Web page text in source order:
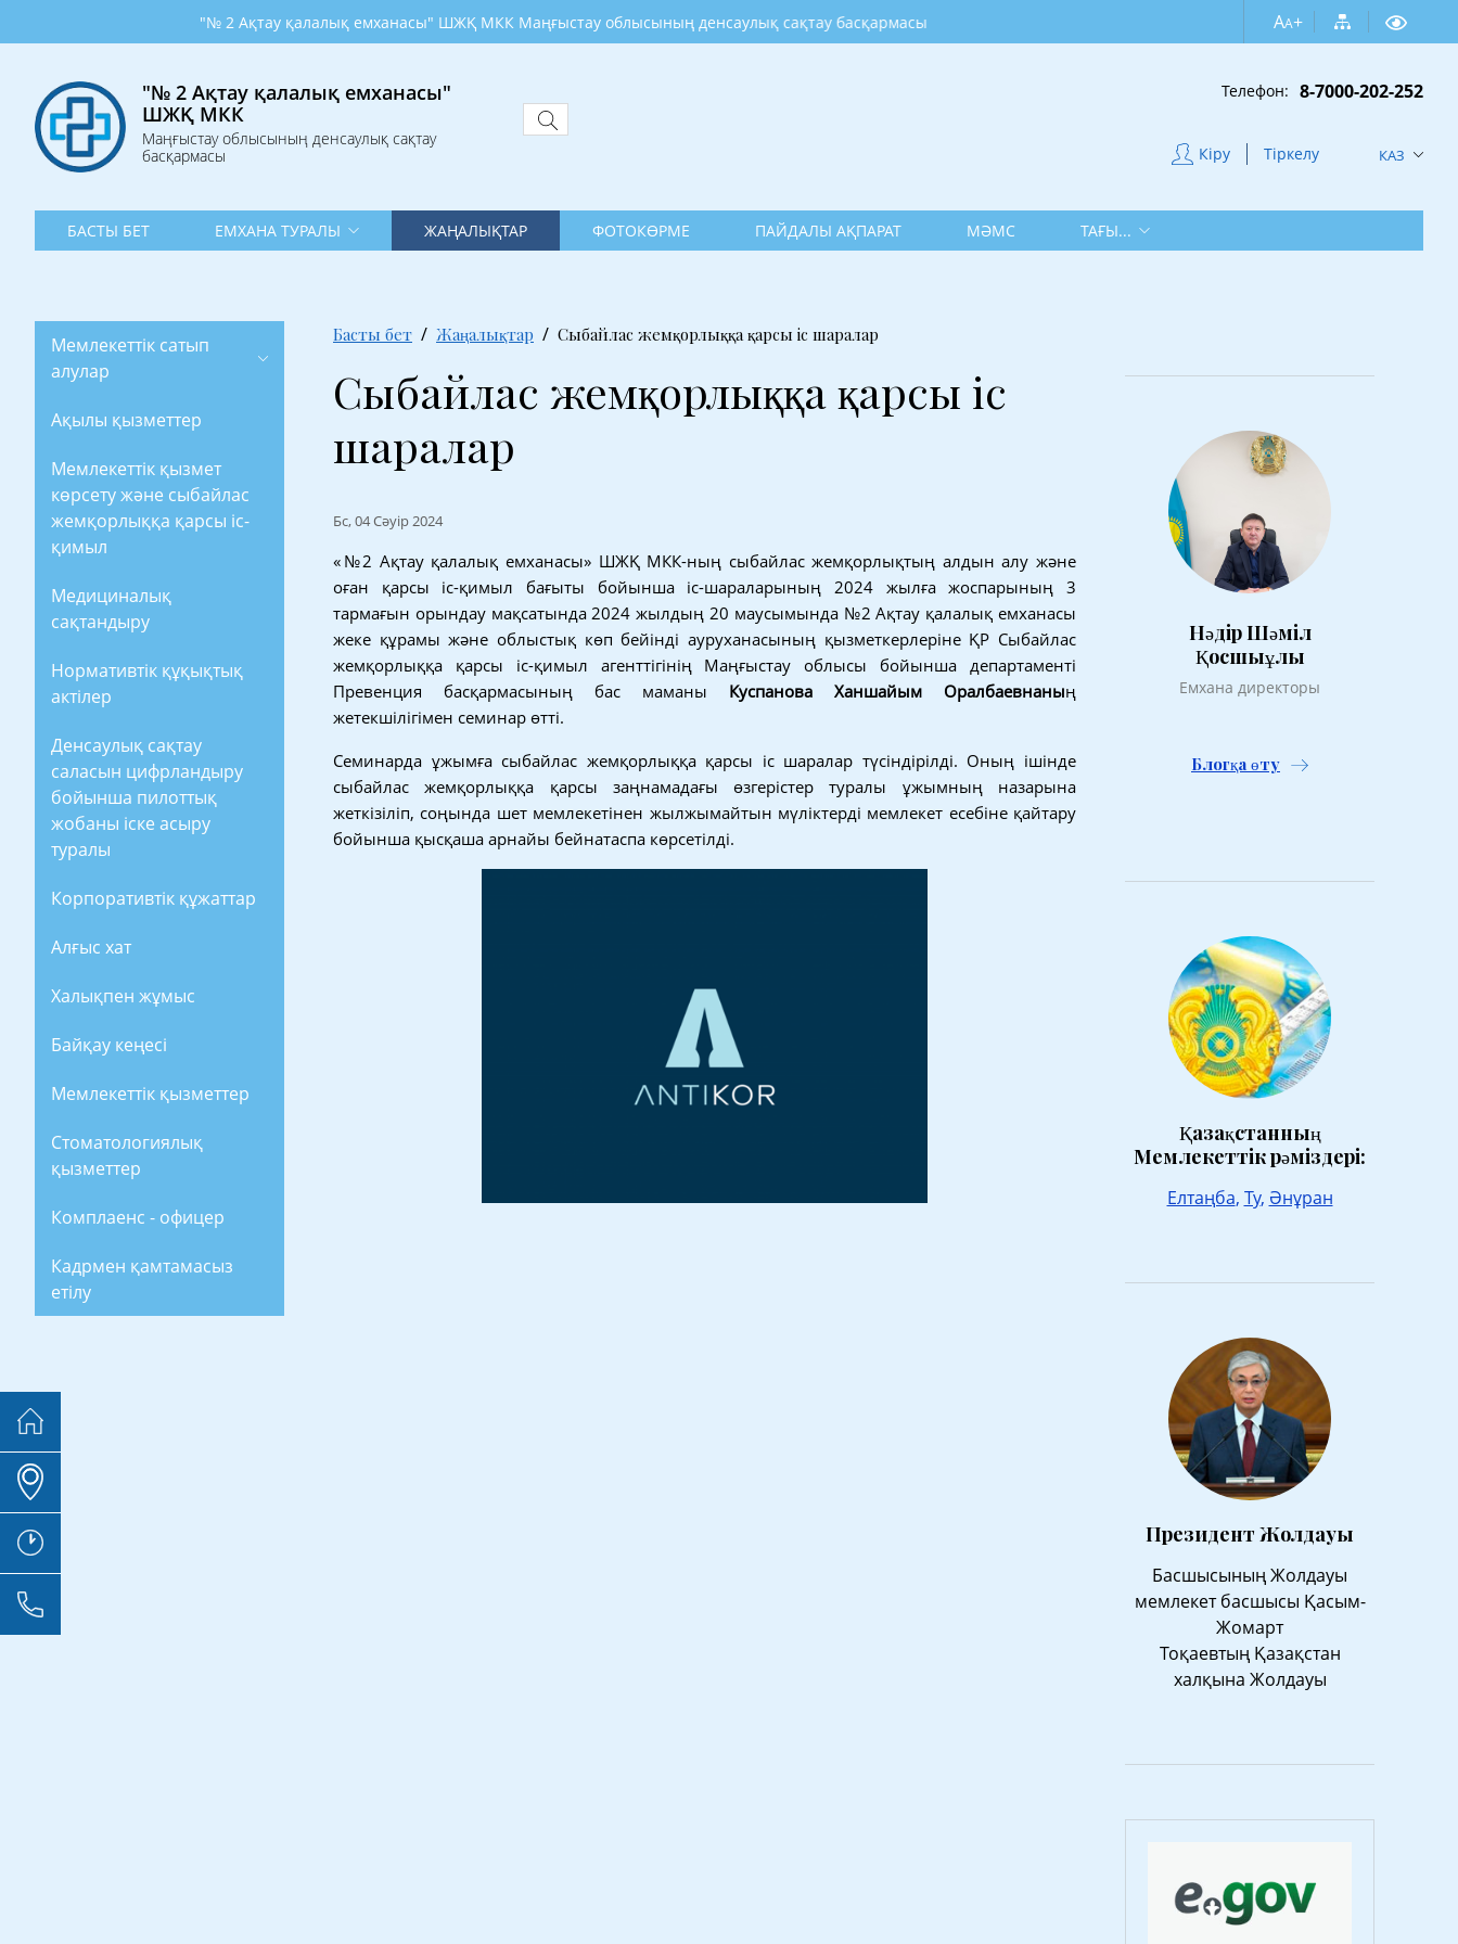
"№ 2 Ақтау қалалық емханасы" ШЖҚ МКК Маңғыстау облысының денсаулық сақтау басқармасы AA+
"№ 2 Ақтау қалалық емханасы"
ШЖҚ МКК
Маңғыстау облысының денсаулық сақтау
басқармасы
Телефон: 8-7000-202-252
Кіру Тіркелу КАЗ
БАСТЫ БЕТ ЕМХАНА ТУРАЛЫ ЖАҢАЛЫҚТАР ФОТОКӨРМЕ ПАЙДАЛЫ АҚПАРАТ МӘМС ТАҒЫ...
Мемлекеттік сатып
алулар
Ақылы қызметтер
Мемлекеттік қызмет
көрсету және сыбайлас
жемқорлыққа қарсы іс-
қимыл
Медициналық
сақтандыру
Нормативтік құқықтық
актілер
Денсаулық сақтау
саласын цифрландыру
бойынша пилоттық
жобаны іске асыру
туралы
Корпоративтік құжаттар
Алғыс хат
Халықпен жұмыс
Байқау кеңесі
Мемлекеттік қызметтер
Стоматологиялық
қызметтер
Комплаенс - офицер
Кадрмен қамтамасыз
етілу
Басты бет Жаңалықтар Сыбайлас жемқорлыққа қарсы іс шаралар
Сыбайлас жемқорлыққа қарсы іс
шаралар
Бс, 04 Сәуір 2024
«№2 Ақтау қалалық емханасы» ШЖҚ МКК-ның сыбайлас жемқорлықтың алдын алу және
оған қарсы іс-қимыл бағыты бойынша іс-шараларының 2024 жылға жоспарының 3
тармағын орындау мақсатында 2024 жылдың 20 маусымында №2 Ақтау қалалық емханасы
жеке құрамы және облыстық көп бейінді ауруханасының қызметкерлеріне ҚР Сыбайлас
жемқорлыққа қарсы іс-қимыл агенттігінің Маңғыстау облысы бойынша департаменті
Превенция басқармасының бас маманы Куспанова Ханшайым Оралбаевнаның
жетекшілігімен семинар өтті.
Семинарда ұжымға сыбайлас жемқорлыққа қарсы іс шаралар түсіндірілді. Оның ішінде
сыбайлас жемқорлыққа қарсы заңнамадағы өзгерістер туралы ұжымның назарына
жеткізіліп, соңында шет мемлекетінен жылжымайтын мүліктерді мемлекет есебіне қайтару
бойынша қысқаша арнайы бейнатаспа көрсетілді.
Нәдір Шәміл
Қосшыұлы
Емхана директоры
Блогқа өту
Қазақстанның
Мемлекеттік рәміздері:
Елтаңба, Ту, Әнұран
Президент Жолдауы
Басшысының Жолдауы
мемлекет басшысы Қасым-
Жомарт
Тоқаевтың Қазақстан
халқына Жолдауы